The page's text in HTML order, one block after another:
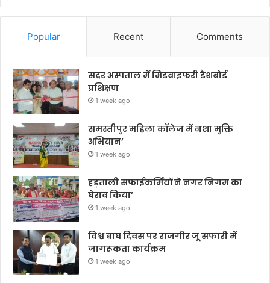
Popular Recent Comments
सदर अस्पताल में मिडवाइफरी डैशबोर्ड
प्रशिक्षण
1 week ago
समस्तीपुर महिला कॉलेज में नशा मुक्ति
अभियान’
1 week ago
हड़ताली सफाईकर्मियों ने नगर निगम का
घेराव किया’
1 week ago
विश्व बाघ दिवस पर राजगीर जू सफारी में
जागरूकता कार्यक्रम
1 week ago